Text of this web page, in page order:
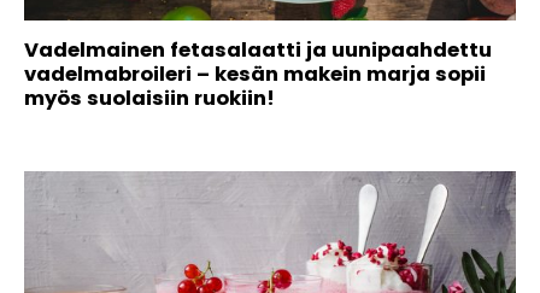
Vadelmainen fetasalaatti ja uunipaahdettu
vadelmabroileri – kesän makein marja sopii
myös suolaisiin ruokiin!